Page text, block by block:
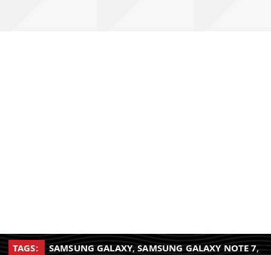
TAGS: SAMSUNG GALAXY,SAMSUNG GALAXY NOTE 7,